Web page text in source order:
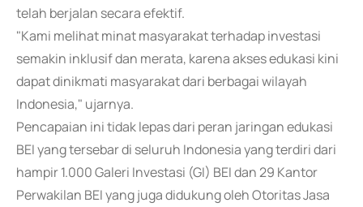
telah berjalan secara efektif.
"Kami melihat minat masyarakat terhadap investasi
semakin inklusif dan merata, karena akses edukasi kini
dapat dinikmati masyarakat dari berbagai wilayah
Indonesia," ujarnya.
Pencapaian ini tidak lepas dari peran jaringan edukasi
BEI yang tersebar di seluruh Indonesia yang terdiri dari
hampir 1.000 Galeri Investasi (GI) BEI dan 29 Kantor
Perwakilan BEI yang juga didukung oleh Otoritas Jasa